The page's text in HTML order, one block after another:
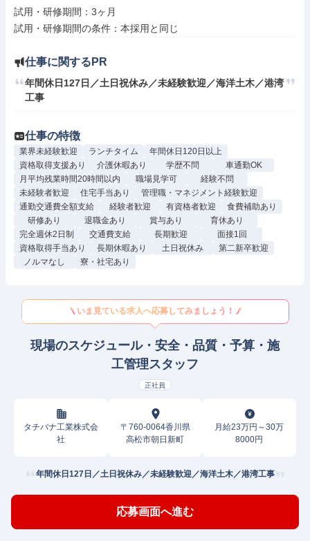
試用・研修期間：3ヶ月
仕事に関するPR
年間休日127日／土日祝休み／未経験歓迎／海洋土木／港湾
工事
仕事の特徴
業界未経験歓迎 ランチタイム
年間休日120日以上
資格取得支援あり
介護休暇あり 学歴不問
車通勤OK
月平均残業時間20時間以内
職場見学可
経験不問
未経験者歓迎
住宅手当あり
管理職・マネジメント経験歓迎
通勤交通費全額支給
経験者歓迎 有資格者歓迎
食費補助あり
研修あり
退職金あり 賞与あり
育休あり
完全週休2日制
交通費支給 長期歓迎
面接1回
資格取得手当あり
長期休暇あり 土日祝休み
第二新卒歓迎
ノルマなし
寮・社宅あり
いま見ている求人へ応募してみましょう！
現場のスケジュール・安全・品質・予算・施
工管理スタッフ
正社員
タチバナ工業株式会
社
〒760-0064香川県
高松市朝日新町
月給23万円～30万
8000円
年間休日127日／土日祝休み／未経験歓迎／海洋土木／港湾工事
応募画面へ進む